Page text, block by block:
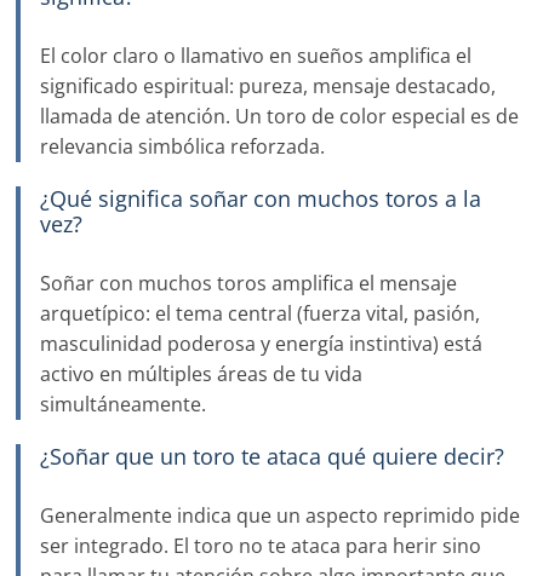
El color claro o llamativo en sueños amplifica el
significado espiritual: pureza, mensaje destacado,
llamada de atención. Un toro de color especial es de
relevancia simbólica reforzada.
¿Qué significa soñar con muchos toros a la
vez?
Soñar con muchos toros amplifica el mensaje
arquetípico: el tema central (fuerza vital, pasión,
masculinidad poderosa y energía instintiva) está
activo en múltiples áreas de tu vida
simultáneamente.
¿Soñar que un toro te ataca qué quiere decir?
Generalmente indica que un aspecto reprimido pide
ser integrado. El toro no te ataca para herir sino